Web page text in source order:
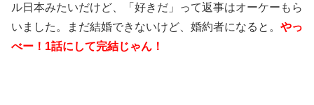
ル日本みたいだけど、「好きだ」って返事はオーケーもら
いました。まだ結婚できないけど、婚約者になると。 やっ
べー！1話にして完結じゃん！